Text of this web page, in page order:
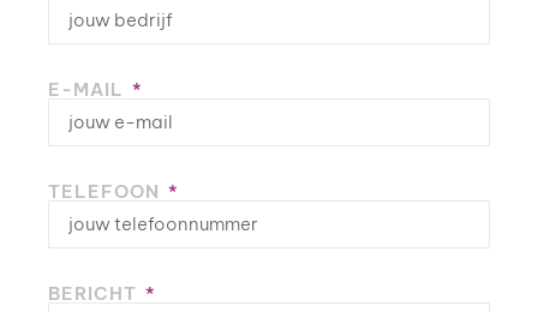
E-MAIL
TELEFOON
BERICHT